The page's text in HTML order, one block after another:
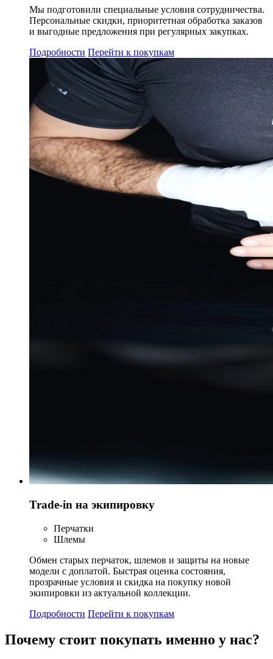
Мы подготовили специальные условия сотрудничества.
Персональные скидки, приоритетная обработка заказов
и выгодные предложения при регулярных закупках.
Подробности Перейти к покупкам
Trade-in на экипировку
Перчатки
Шлемы
Обмен старых перчаток, шлемов и защиты на новые
модели с доплатой. Быстрая оценка состояния,
прозрачные условия и скидка на покупку новой
экипировки из актуальной коллекции.
Подробности Перейти к покупкам
Почему стоит покупать именно у нас?